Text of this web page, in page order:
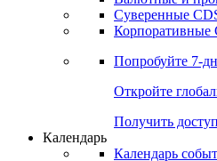
Получить
Деривативы
Валютные и
Корпоративные
Попробуйте7-
Откройте